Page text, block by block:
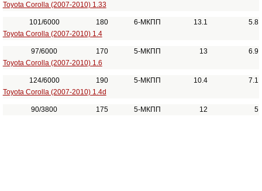
Toyota Corolla (2007-2010) 1.33
101/6000 180 6-МКПП 13.1
5.8
Toyota Corolla (2007-2010) 1.4
97/6000 170 5-МКПП 13
6.9
Toyota Corolla (2007-2010) 1.6
124/6000 190 5-МКПП 10.4
7.1
Toyota Corolla (2007-2010) 1.4d
90/3800 175 5-МКПП 12 5